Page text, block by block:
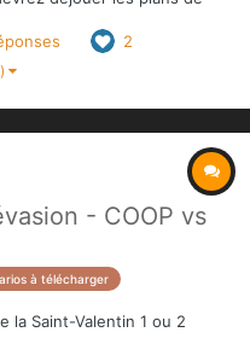
le film ???), pour une
pouvez au...
2
- COOP vs
à télécharger
la Saint-Valentin 1 ou 2